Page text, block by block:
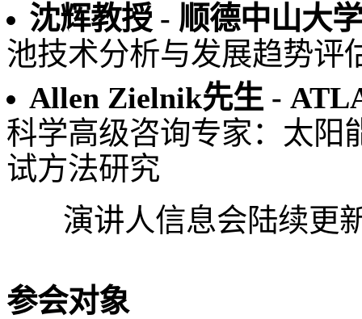
沈辉教授 - 顺德中山大
池技术分析与发展趋势评
Allen Zielnik先生 -
科学高级咨询专家：太阳
试方法研究
演讲人信息会陆续更
参会对象